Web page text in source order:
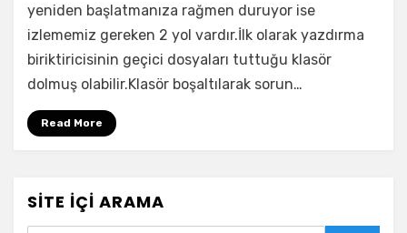
Durma
Hatası
yeniden başlatmanıza rağmen duruyor ise
izlememiz gereken 2 yol vardır.İlk olarak yazdırma
biriktiricisinin geçici dosyaları tuttuğu klasör
dolmuş olabilir.Klasör boşaltılarak sorun…
Read More
SITE İÇI ARAMA